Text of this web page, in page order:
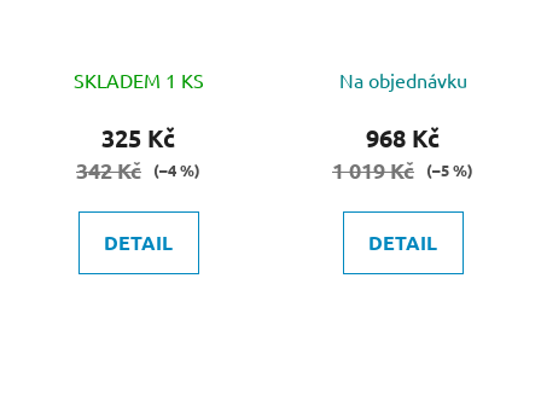
SKLADEM 1 KS
325 Kč
342 Kč (–4 %)
DETAIL
Na objednávku
968 Kč
1 019 Kč (–5 %)
DETAIL